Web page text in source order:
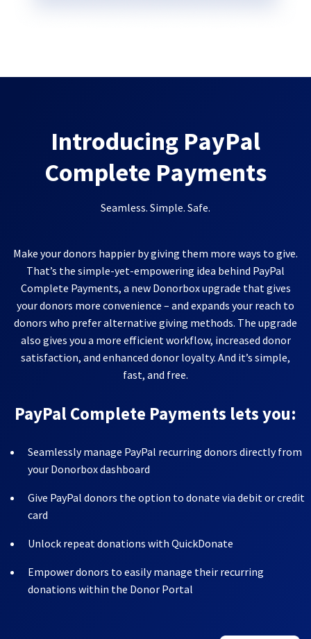
Introducing PayPal
Complete Payments
Seamless. Simple. Safe.
Make your donors happier by giving them more ways to give.
That’s the simple-yet-empowering idea behind PayPal
Complete Payments, a new Donorbox upgrade that gives
your donors more convenience – and expands your reach to
donors who prefer alternative giving methods. The upgrade
also gives you a more efficient workflow, increased donor
satisfaction, and enhanced donor loyalty. And it’s simple,
fast, and free.
PayPal Complete Payments lets you:
Seamlessly manage PayPal recurring donors directly from
your Donorbox dashboard
Give PayPal donors the option to donate via debit or credit
card
Unlock repeat donations with QuickDonate
Empower donors to easily manage their recurring
donations within the Donor Portal